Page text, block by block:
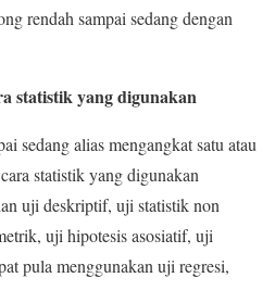
rendah sampai sedang dengan
statistik yang digunakan
sedang alias mengangkat satu atau
statistik yang digunakan
uji deskriptif, uji statistik non
uji hipotesis asosiatif, uji
pula menggunakan uji regresi,